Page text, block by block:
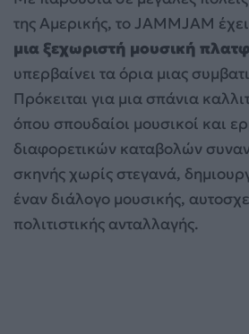
της Αμερικής, το JAMMJAM
μια ξεχωριστή μουσική
υπερβαίνει τα όρια μιας
Πρόκειται για μια σπάνια
όπου σπουδαίοι μουσικοί και
διαφορετικών καταβολών
σκηνής χωρίς στεγανά,
έναν διάλογο μουσικής,
πολιτιστικής ανταλλαγής.